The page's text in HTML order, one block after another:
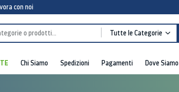
con noi
Tutte le Categorie
Chi Siamo Spedizioni Pagamenti Dove Siamo